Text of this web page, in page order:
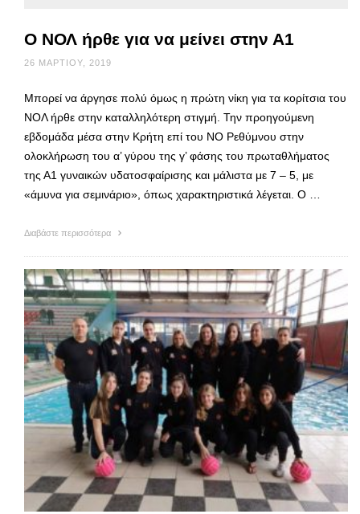
Ο ΝΟΛ ήρθε για να μείνει στην Α1
26 ΜΑΡΤΊΟΥ, 2019
Μπορεί να άργησε πολύ όμως η πρώτη νίκη για τα κορίτσια του
ΝΟΛ ήρθε στην καταλληλότερη στιγμή. Την προηγούμενη
εβδομάδα μέσα στην Κρήτη επί του ΝΟ Ρεθύμνου στην
ολοκλήρωση του α’ γύρου της γ’ φάσης του πρωταθλήματος
της Α1 γυναικών υδατοσφαίρισης και μάλιστα με 7 – 5, με
«άμυνα για σεμινάριο», όπως χαρακτηριστικά λέγεται. Ο …
Διαβάστε περισσότερα